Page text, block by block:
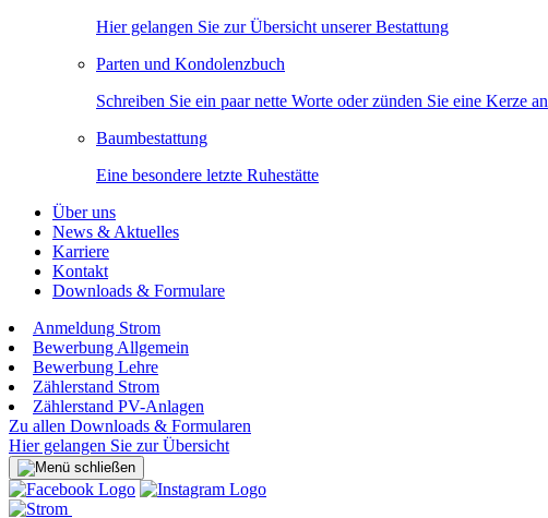
Hier gelangen Sie zur Übersicht unserer Bestattung
Parten und Kondolenzbuch
Schreiben Sie ein paar nette Worte oder zünden Sie eine Kerze an
Baumbestattung
Eine besondere letzte Ruhestätte
Über uns
News & Aktuelles
Karriere
Kontakt
Downloads & Formulare
Anmeldung Strom
Bewerbung Allgemein
Bewerbung Lehre
Zählerstand Strom
Zählerstand PV-Anlagen
Zu allen Downloads & Formularen
Hier gelangen Sie zur Übersicht